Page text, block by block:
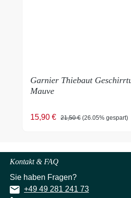
Garnier Thiebaut
Mauve
Verkaufspreis:
15,90 € Regulärer Preis:
21,50 € (26.05% gespart)
Kontakt & FAQ
Sie haben Fragen?
+49 49 281 241 73